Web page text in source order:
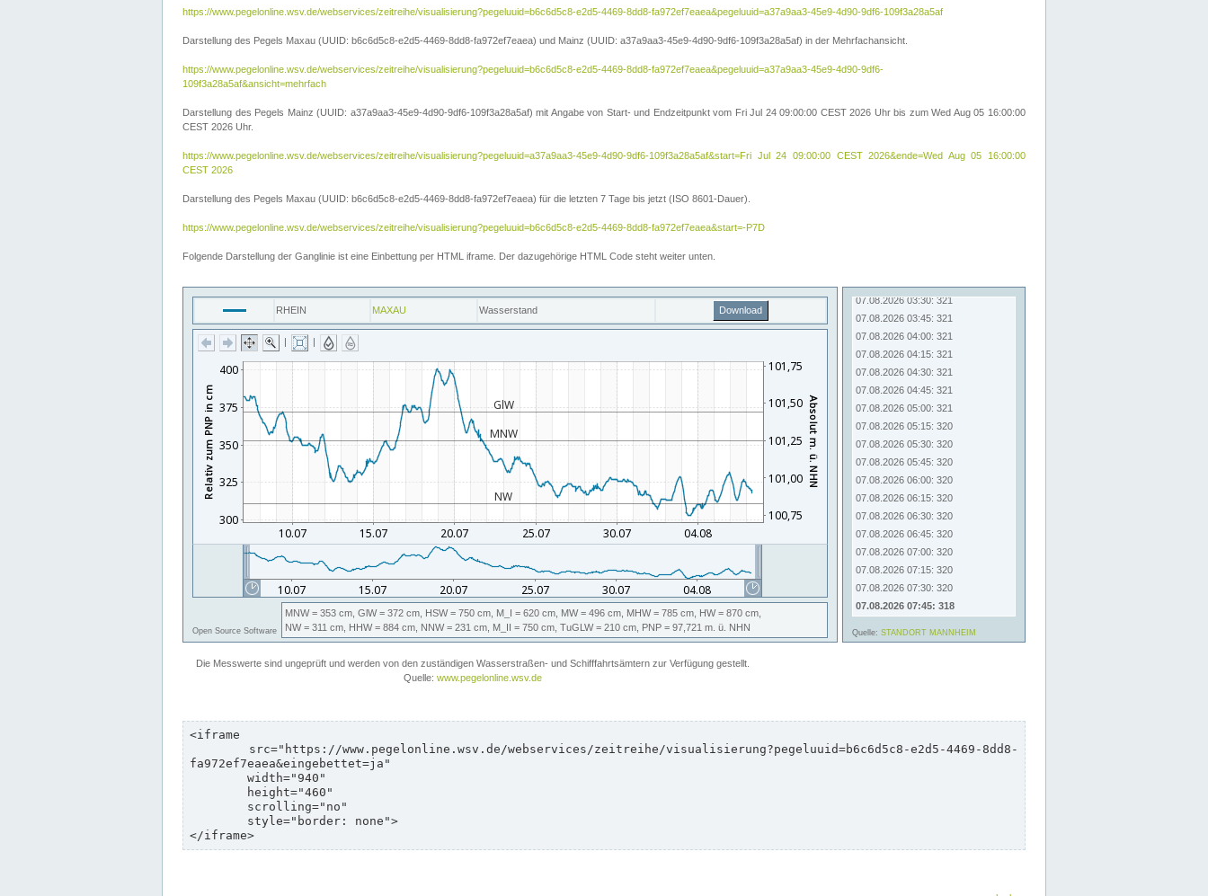
https://www.pegelonline.wsv.de/webservices/zeitreihe/visualisierung?pegeluuid=b6c6d5c8-e2d5-4469-8dd8-fa972ef7eaea&pegeluuid=a37a9aa3-45e9-4d90-9df6-109f3a28a5af
Darstellung des Pegels Maxau (UUID: b6c6d5c8-e2d5-4469-8dd8-fa972ef7eaea) und Mainz (UUID: a37a9aa3-45e9-4d90-9df6-109f3a28a5af) in der Mehrfachansicht.
https://www.pegelonline.wsv.de/webservices/zeitreihe/visualisierung?pegeluuid=b6c6d5c8-e2d5-4469-8dd8-fa972ef7eaea&pegeluuid=a37a9aa3-45e9-4d90-9df6-
109f3a28a5af&ansicht=mehrfach
Darstellung des Pegels Mainz (UUID: a37a9aa3-45e9-4d90-9df6-109f3a28a5af) mit Angabe von Start- und Endzeitpunkt vom Fri Jul 24 09:00:00 CEST 2026 Uhr bis zum Wed Aug 05 16:00:00
CEST 2026 Uhr.
https://www.pegelonline.wsv.de/webservices/zeitreihe/visualisierung?pegeluuid=a37a9aa3-45e9-4d90-9df6-109f3a28a5af&start=Fri Jul 24 09:00:00 CEST 2026&ende=Wed Aug 05 16:00:00
CEST 2026
Darstellung des Pegels Maxau (UUID: b6c6d5c8-e2d5-4469-8dd8-fa972ef7eaea) für die letzten 7 Tage bis jetzt (ISO 8601-Dauer).
https://www.pegelonline.wsv.de/webservices/zeitreihe/visualisierung?pegeluuid=b6c6d5c8-e2d5-4469-8dd8-fa972ef7eaea&start=-P7D
Folgende Darstellung der Ganglinie ist eine Einbettung per HTML iframe. Der dazugehörige HTML Code steht weiter unten.
<iframe
fa972ef7eaea&eingebettet=ja"
</iframe>